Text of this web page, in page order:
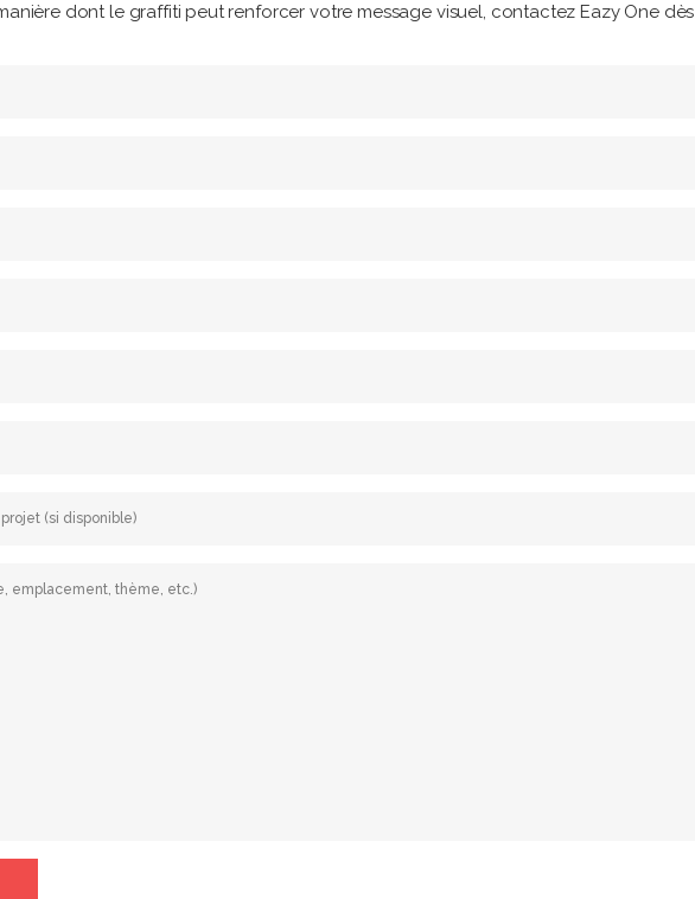
dont le graffiti peut renforcer votre message visuel, contactez Eazy One dès